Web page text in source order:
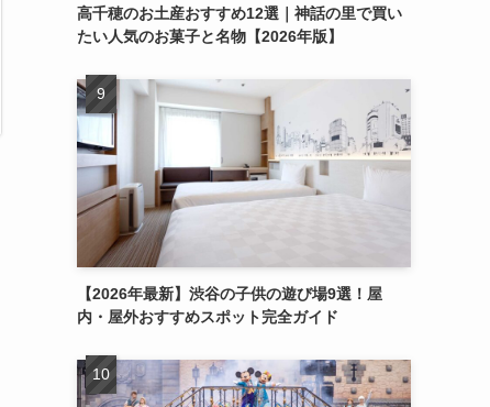
高千穂のお土産おすすめ12選｜神話の里で買い
たい人気のお菓子と名物【2026年版】
【2026年最新】渋谷の子供の遊び場9選！屋
内・屋外おすすめスポット完全ガイド